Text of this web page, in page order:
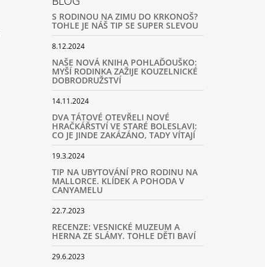
S RODINOU NA ZIMU DO KRKONOŠ?
TOHLE JE NÁŠ TIP SE SUPER SLEVOU
8.12.2024
NAŠE NOVÁ KNIHA POHLAĎOUŠKO:
MYŠÍ RODINKA ZAŽIJE KOUZELNICKÉ
DOBRODRUŽSTVÍ
14.11.2024
DVA TÁTOVÉ OTEVŘELI NOVÉ
HRAČKÁŘSTVÍ VE STARÉ BOLESLAVI:
CO JE JINDE ZAKÁZÁNO, TADY VÍTAJÍ
19.3.2024
TIP NA UBYTOVÁNÍ PRO RODINU NA
MALLORCE. KLÍDEK A POHODA V
CANYAMELU
22.7.2023
RECENZE: VESNICKÉ MUZEUM A
HERNA ZE SLÁMY. TOHLE DĚTI BAVÍ
29.6.2023